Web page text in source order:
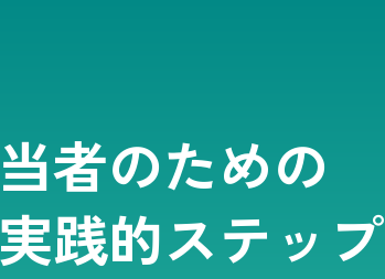
者のための
践的ステップ